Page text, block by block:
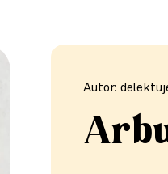
Autor: